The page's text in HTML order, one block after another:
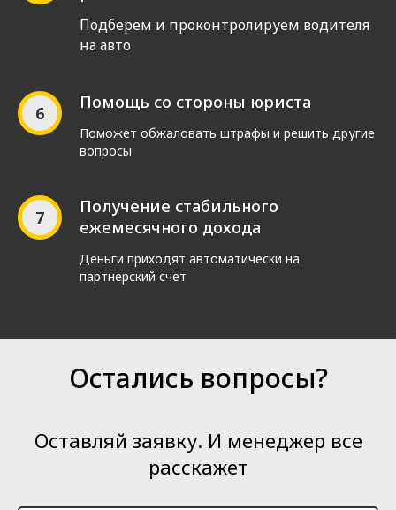
Подберем и проконтролируем водителя
на авто
Помощь со стороны юриста
Поможет обжаловать штрафы и решить другие
вопросы
Получение стабильного
ежемесячного дохода
Деньги приходят автоматически на
партнерский счет
Остались вопросы?
Оставляй заявку. И менеджер все
расскажет